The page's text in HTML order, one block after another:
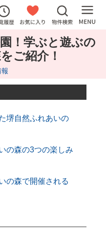
！学ぶと遊ぶの
ご紹介！
堺自然ふれあいの
の森の3つの楽しみ
の森で開催される